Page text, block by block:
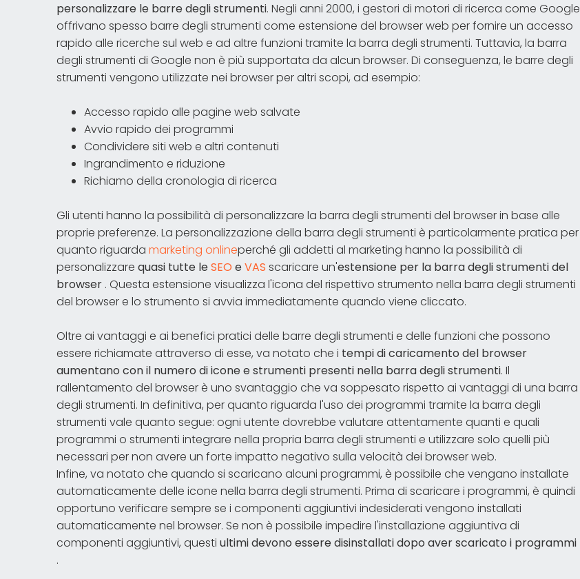
personalizzare le barre degli strumenti. Negli anni 2000, i gestori di motori di ricerca come Google
offrivano spesso barre degli strumenti come estensione del browser web per fornire un accesso
rapido alle ricerche sul web e ad altre funzioni tramite la barra degli strumenti. Tuttavia, la barra
degli strumenti di Google non è più supportata da alcun browser. Di conseguenza, le barre degli
strumenti vengono utilizzate nei browser per altri scopi, ad esempio:
Accesso rapido alle pagine web salvate
Avvio rapido dei programmi
Condividere siti web e altri contenuti
Ingrandimento e riduzione
Richiamo della cronologia di ricerca
Gli utenti hanno la possibilità di personalizzare la barra degli strumenti del browser in base alle
proprie preferenze. La personalizzazione della barra degli strumenti è particolarmente pratica per
quanto riguarda marketing onlineperché gli addetti al marketing hanno la possibilità di
personalizzare quasi tutte leSEO eVAS scaricare un'estensione per la barra degli strumenti del
browser . Questa estensione visualizza l'icona del rispettivo strumento nella barra degli strumenti
del browser e lo strumento si avvia immediatamente quando viene cliccato.
Oltre ai vantaggi e ai benefici pratici delle barre degli strumenti e delle funzioni che possono
essere richiamate attraverso di esse, va notato che i tempi di caricamento del browser
aumentano con il numero di icone e strumenti presenti nella barra degli strumenti. Il
rallentamento del browser è uno svantaggio che va soppesato rispetto ai vantaggi di una barra
degli strumenti. In definitiva, per quanto riguarda l'uso dei programmi tramite la barra degli
strumenti vale quanto segue: ogni utente dovrebbe valutare attentamente quanti e quali
programmi o strumenti integrare nella propria barra degli strumenti e utilizzare solo quelli più
necessari per non avere un forte impatto negativo sulla velocità dei browser web.
Infine, va notato che quando si scaricano alcuni programmi, è possibile che vengano installate
automaticamente delle icone nella barra degli strumenti. Prima di scaricare i programmi, è quindi
opportuno verificare sempre se i componenti aggiuntivi indesiderati vengono installati
automaticamente nel browser. Se non è possibile impedire l'installazione aggiuntiva di
componenti aggiuntivi, questi ultimi devono essere disinstallati dopo aver scaricato i programmi
.